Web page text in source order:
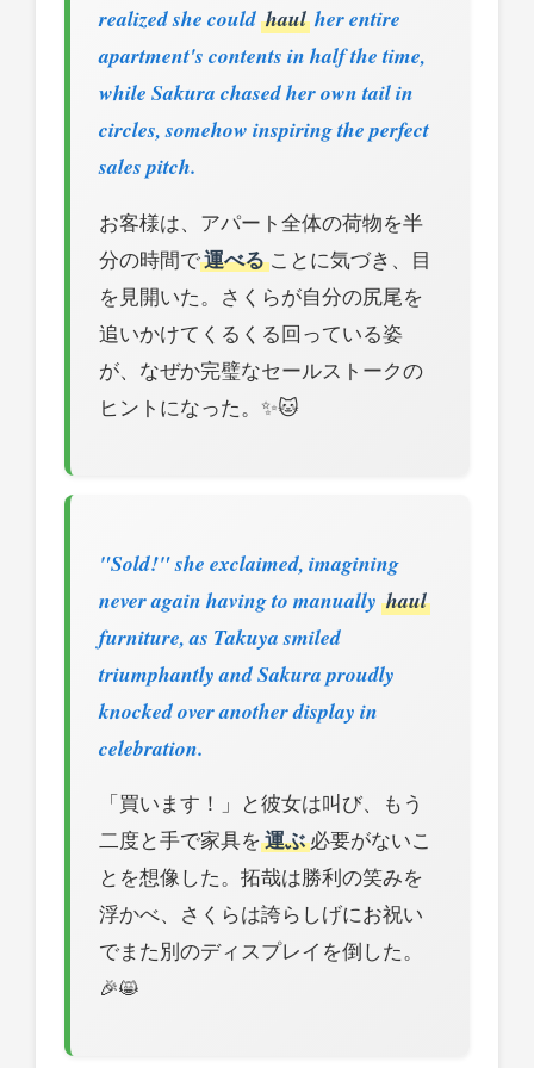
realized she could haul her entire
apartment's contents in half the time,
while Sakura chased her own tail in
circles, somehow inspiring the perfect
sales pitch.
お客様は、アパート全体の荷物を半
分の時間で運べることに気づき、目
を見開いた。さくらが自分の尻尾を
追いかけてくるくる回っている姿
が、なぜか完璧なセールストークの
ヒントになった。✨🐱
"Sold!" she exclaimed, imagining
never again having to manually haul
furniture, as Takuya smiled
triumphantly and Sakura proudly
knocked over another display in
celebration.
「買います！」と彼女は叫び、もう
二度と手で家具を 運ぶ必要がないこ
とを想像した。拓哉は勝利の笑みを
浮かべ、さくらは誇らしげにお祝い
でまた別のディスプレイを倒した。
🎉😸